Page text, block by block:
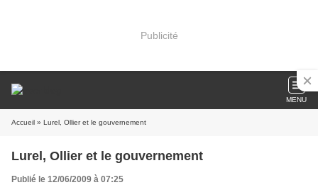
Publicité
MENU
Accueil » Lurel, Ollier et le gouvernement
Lurel, Ollier et le gouvernement
Publié le 12/06/2009 à 07:25